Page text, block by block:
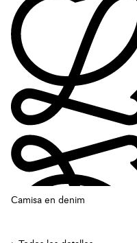
Camisa en denim